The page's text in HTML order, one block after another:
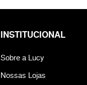
INSTITUCIONAL
Sobre a Lucy
Nossas Lojas